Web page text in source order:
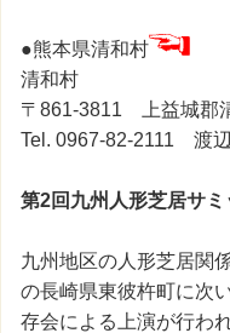
●熊本県清和村
清和村
〒861-3811 上益城郡
Tel. 0967-82-2111 渡
第2回九州人形芝居サ
九州地区の人形芝居関
の長崎県東彼杵町に次
存会による上演が行わ